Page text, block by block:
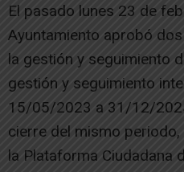
El pasado lunes 23 de
Ayuntamiento aprobó
la gestión y seguimiento
gestión y seguimiento
15/05/2023 a 31/12/
cierre del mismo
la Plataforma Ciudadana